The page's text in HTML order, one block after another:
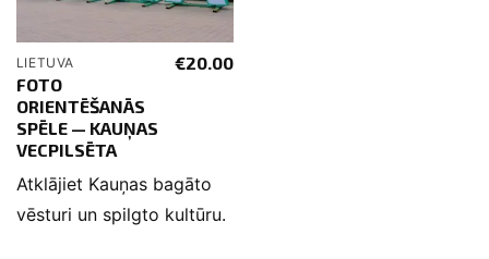
LIETUVA
FOTO
ORIENTĒŠANĀS
SPĒLE — KAUŅAS
VECPILSĒTA
€20.00
Atklājiet Kauņas bagāto
vēsturi un spilgto kultūru.